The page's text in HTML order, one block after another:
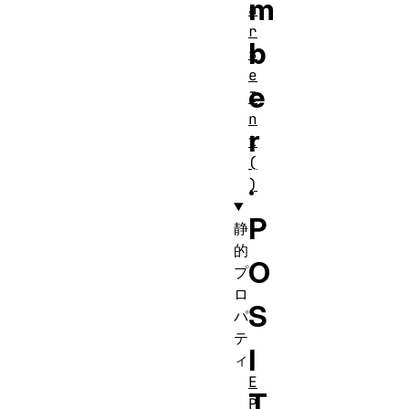
m
b
e
r
.
P
O
S
I
a
r
s
e
I
n
t
(
)
静
的
プ
ロ
パ
テ
ィ
E
P